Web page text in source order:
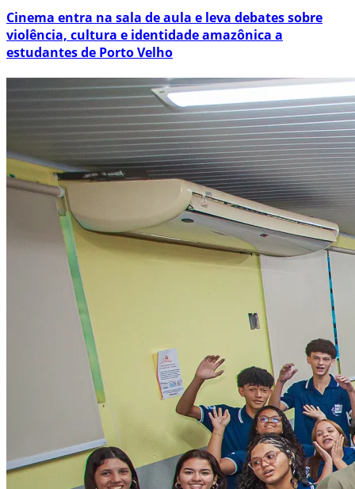
Cinema entra na sala de aula e leva debates sobre
violência, cultura e identidade amazônica a
estudantes de Porto Velho